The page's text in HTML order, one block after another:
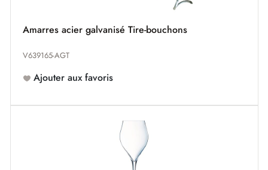
Amarres acier galvanisé Tire-bouchons
V639165-AGT
Ajouter aux favoris